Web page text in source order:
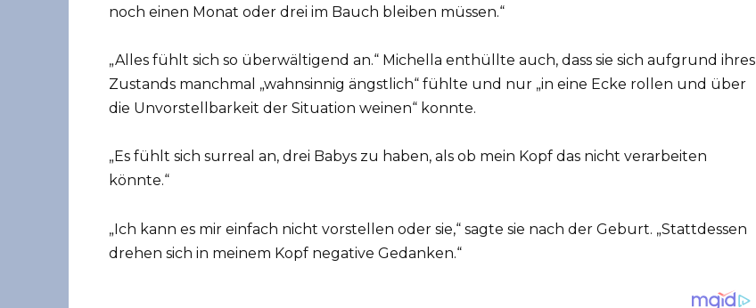
noch einen Monat oder drei im Bauch bleiben müssen.“
„Alles fühlt sich so überwältigend an.“ Michella enthüllte auch, dass sie sich aufgrund ihres
Zustands manchmal „wahnsinnig ängstlich“ fühlte und nur „in eine Ecke rollen und über
die Unvorstellbarkeit der Situation weinen“ konnte.
„Es fühlt sich surreal an, drei Babys zu haben, als ob mein Kopf das nicht verarbeiten
könnte.“
„Ich kann es mir einfach nicht vorstellen oder sie,“ sagte sie nach der Geburt. „Stattdessen
drehen sich in meinem Kopf negative Gedanken.“